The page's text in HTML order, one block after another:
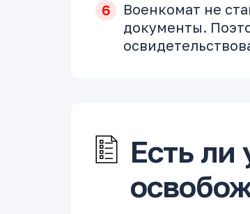
Военкомат не
документы.
Есть ли